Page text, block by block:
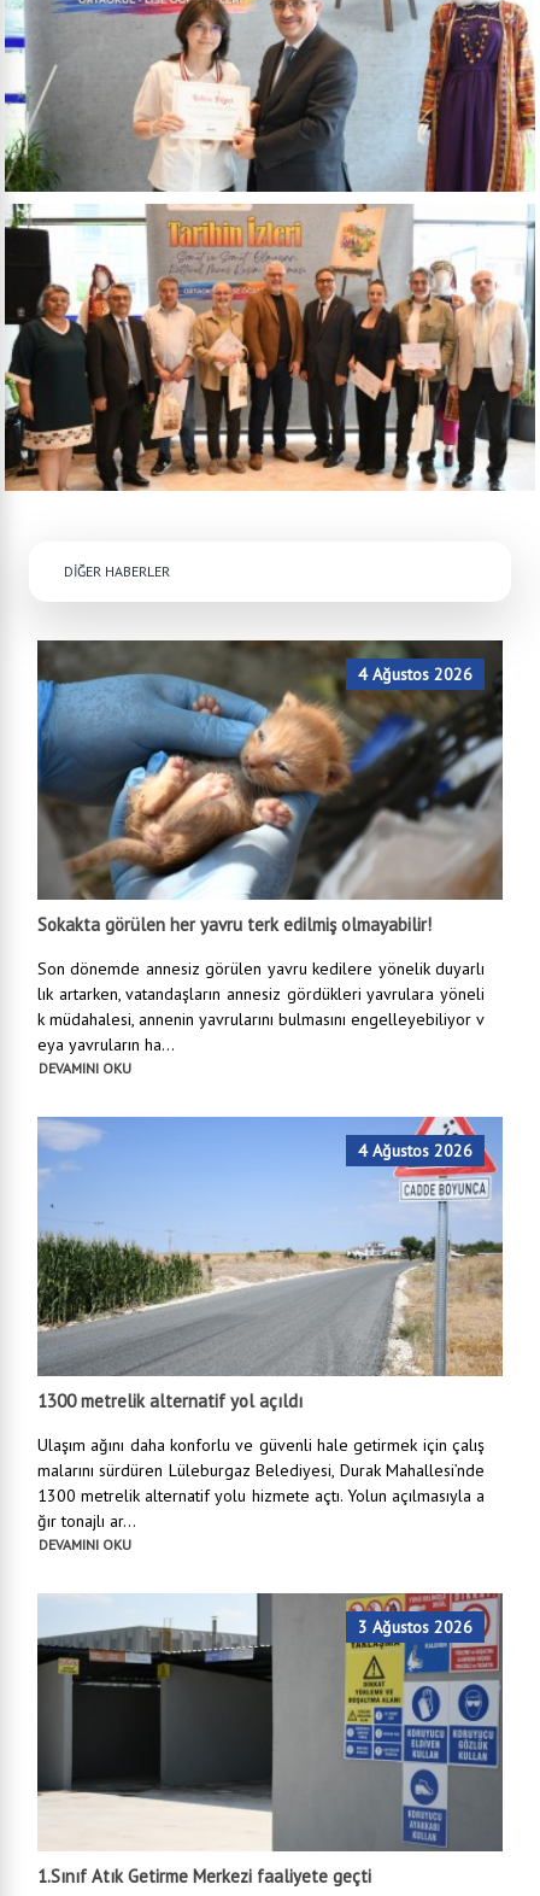
DİĞER HABERLER
4 Ağustos 2026
Sokakta görülen her yavru terk edilmiş olmayabilir!
Son dönemde annesiz görülen yavru kedilere yönelik duyarlı
lık artarken, vatandaşların annesiz gördükleri yavrulara yöneli
k müdahalesi, annenin yavrularını bulmasını engelleyebiliyor v
eya yavruların ha...
DEVAMINI OKU
4 Ağustos 2026
1300 metrelik alternatif yol açıldı
Ulaşım ağını daha konforlu ve güvenli hale getirmek için çalış
malarını sürdüren Lüleburgaz Belediyesi, Durak Mahallesi’nde
1300 metrelik alternatif yolu hizmete açtı. Yolun açılmasıyla a
ğır tonajlı ar...
DEVAMINI OKU
3 Ağustos 2026
1.Sınıf Atık Getirme Merkezi faaliyete geçti